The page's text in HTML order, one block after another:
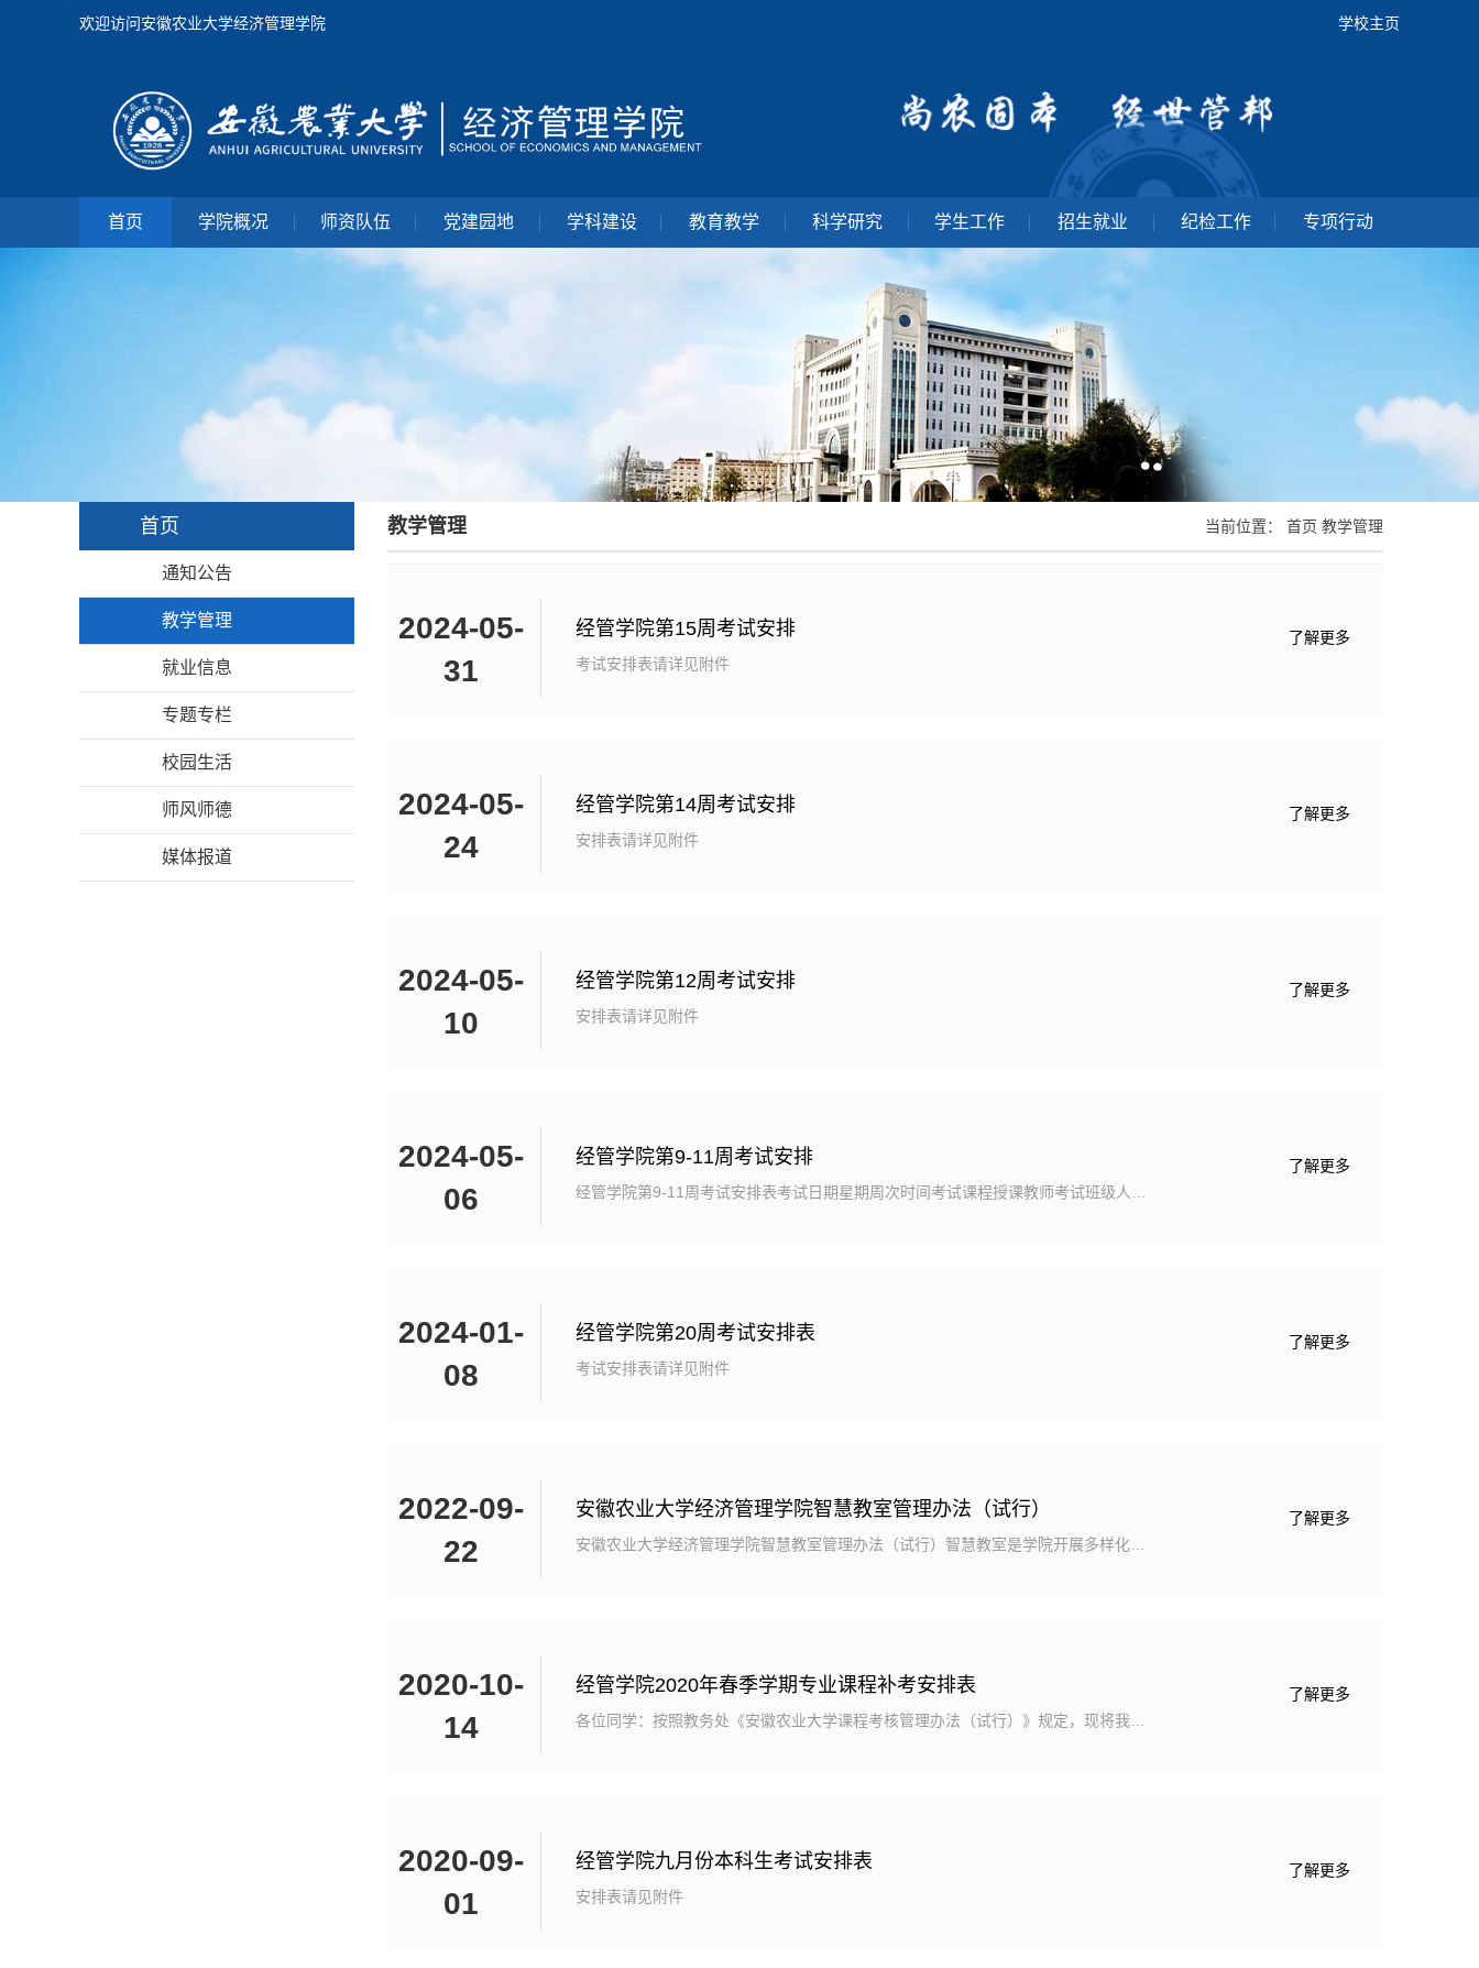
欢迎访问安徽农业大学经济管理学院 学校主页
首页 学院概况 师资队伍 党建园地 学科建设 教育教学 科学研究 学生工作 招生就业 纪检工作 专项行动
首页
通知公告
教学管理
就业信息
专题专栏
校园生活
师风师德
媒体报道
教学管理 当前位置： 首页 教学管理
2024-05-
31
经管学院第15周考试安排
考试安排表请详见附件
了解更多
2024-05-
24
经管学院第14周考试安排
安排表请详见附件
了解更多
2024-05-
10
经管学院第12周考试安排
安排表请详见附件
了解更多
2024-05-
06
经管学院第9-11周考试安排
经管学院第9-11周考试安排表考试日期星期周次时间考试课程授课教师考试班级人数
梦瑶21农经25月7日二119:00-11:00土地法学廖薇21土管149经管楼411廖薇吴梦瑶21
了解更多
2024-01-
08
经管学院第20周考试安排表
考试安排表请详见附件
了解更多
2022-09-
22
安徽农业大学经济管理学院智慧教室管理办法（试行）
安徽农业大学经济管理学院智慧教室管理办法（试行）智慧教室是学院开展多样化、
和仪器设备，具体设备清单见学...
了解更多
2020-10-
14
经管学院2020年春季学期专业课程补考安排表
各位同学：按照教务处《安徽农业大学课程考核管理办法（试行）》规定，现将我院
卷面醒目处注明“缓考”二字...
了解更多
2020-09-
01
经管学院九月份本科生考试安排表
安排表请见附件
了解更多